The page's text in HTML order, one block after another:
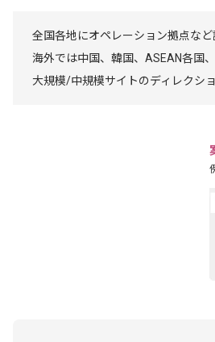
全国各地にオペレーション拠点など
海外では中国、韓国、ASEAN各国
大規模/中規模サイトのディレクシ